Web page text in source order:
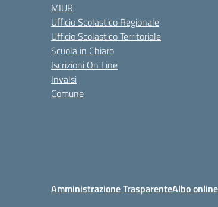
MIUR
Ufficio Scolastico Regionale
Ufficio Scolastico Territoriale
Scuola in Chiaro
Iscrizioni On Line
Invalsi
Comune
Amministrazione TrasparenteAlbo online